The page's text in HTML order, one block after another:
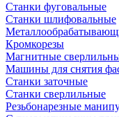
Станки фуговальные
Станки шлифовальные
Кромкорезы
Магнитные
Машины для снятия
Станки заточные
Станки сверлильные
Резьбонарезные